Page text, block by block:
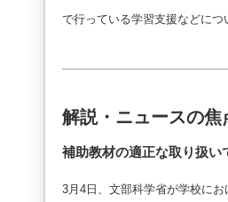
で行っている学習支援などにつ
解説・ニュースの焦
補助教材の適正な取り扱い
3月4日、文部科学省が学校に